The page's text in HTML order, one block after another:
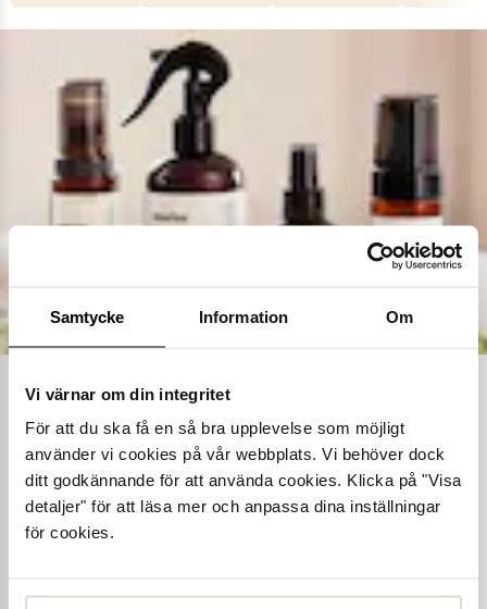
Samtycke Information Om
Vi värnar om din integritet
För att du ska få en så bra upplevelse som möjligt
använder vi cookies på vår webbplats. Vi behöver dock
ditt godkännande för att använda cookies. Klicka på "Visa
detaljer" för att läsa mer och anpassa dina inställningar
för cookies.
Ta hand om dina skor
Våra noggrant utvalda skovårdsprodukter är skapade för att
förlänga livslängden på dina skor samtidigt som de behåller
deras ursprungliga skönhet. Från rengöring och återfuktning till
skydd mot väder och slitage – vi har allt kan tänkas behöva.